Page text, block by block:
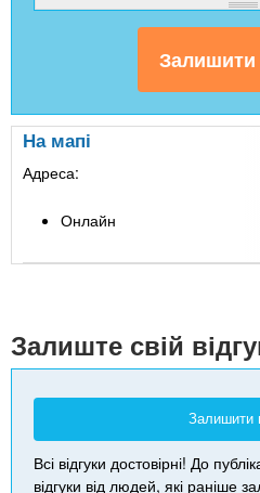
На мапі
Адреса:
Онлайн
Залиште свій
Залишити
Всі відгуки достовірні! До
відгуки від людей, які раніше